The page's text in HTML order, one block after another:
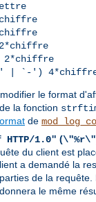
2*chiffre
| `-')
le format
la fonction
de
HTTP/1.0" (\"%r\"
du client est
a demandé la
de la
le même